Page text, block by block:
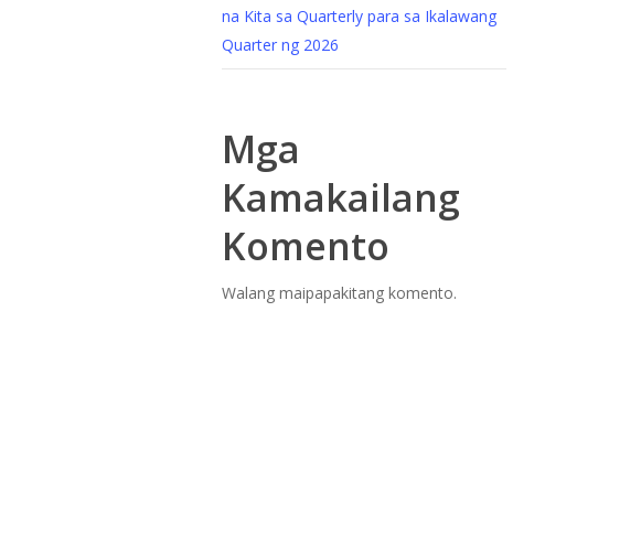
na Kita sa Quarterly para sa Ikalawang
Quarter ng 2026
Mga
Kamakailang
Komento
Walang maipapakitang komento.